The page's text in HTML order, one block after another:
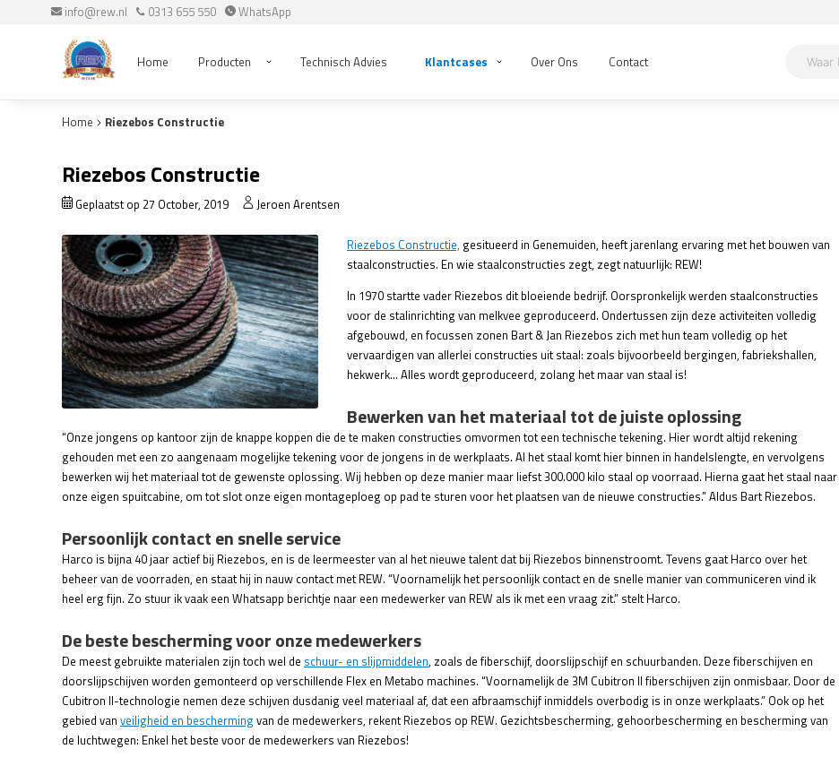
info@rew.nl 0313 655 550 WhatsApp
Home Producten Technisch Advies Klantcases Over Ons Contact
Home Riezebos Constructie
Riezebos Constructie
Geplaatst op 27 October, 2019 Jeroen Arentsen
Riezebos Constructie, gesitueerd in Genemuiden, heeft jarenlang ervaring met het bouwen van
staalconstructies. En wie staalconstructies zegt, zegt natuurlijk: REW!
In 1970 startte vader Riezebos dit bloeiende bedrijf. Oorspronkelijk werden staalconstructies
voor de stalinrichting van melkvee geproduceerd. Ondertussen zijn deze activiteiten volledig
afgebouwd, en focussen zonen Bart & Jan Riezebos zich met hun team volledig op het
vervaardigen van allerlei constructies uit staal: zoals bijvoorbeeld bergingen, fabriekshallen,
hekwerk… Alles wordt geproduceerd, zolang het maar van staal is!
Bewerken van het materiaal tot de juiste oplossing
“Onze jongens op kantoor zijn de knappe koppen die de te maken constructies omvormen tot een technische tekening. Hier wordt altijd rekening
gehouden met een zo aangenaam mogelijke tekening voor de jongens in de werkplaats. Al het staal komt hier binnen in handelslengte, en vervolgens
bewerken wij het materiaal tot de gewenste oplossing. Wij hebben op deze manier maar liefst 300.000 kilo staal op voorraad. Hierna gaat het staal naar
onze eigen spuitcabine, om tot slot onze eigen montageploeg op pad te sturen voor het plaatsen van de nieuwe constructies.” Aldus Bart Riezebos.
Persoonlijk contact en snelle service
Harco is bijna 40 jaar actief bij Riezebos, en is de leermeester van al het nieuwe talent dat bij Riezebos binnenstroomt. Tevens gaat Harco over het
beheer van de voorraden, en staat hij in nauw contact met REW. “Voornamelijk het persoonlijk contact en de snelle manier van communiceren vind ik
heel erg fijn. Zo stuur ik vaak een Whatsapp berichtje naar een medewerker van REW als ik met een vraag zit.” stelt Harco.
De beste bescherming voor onze medewerkers
De meest gebruikte materialen zijn toch wel de schuur- en slijpmiddelen, zoals de fiberschijf, doorslijpschijf en schuurbanden. Deze fiberschijven en
doorslijpschijven worden gemonteerd op verschillende Flex en Metabo machines. “Voornamelijk de 3M Cubitron II fiberschijven zijn onmisbaar. Door de
Cubitron II-technologie nemen deze schijven dusdanig veel materiaal af, dat een afbraamschijf inmiddels overbodig is in onze werkplaats.” Ook op het
gebied van veiligheid en beschermingvan de medewerkers, rekent Riezebos op REW. Gezichtsbescherming, gehoorbescherming en bescherming van
de luchtwegen: Enkel het beste voor de medewerkers van Riezebos!